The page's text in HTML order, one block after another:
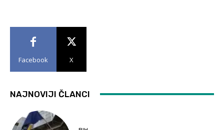
Facebook X
NAJNOVIJI ČLANCI